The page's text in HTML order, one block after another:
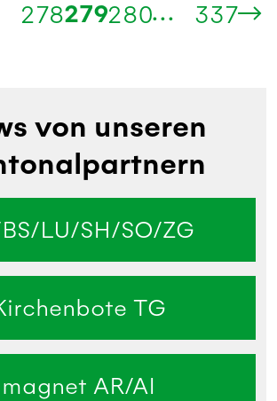
278279280... 337
von unseren
LU/SH/SO/ZG
TG
magnet AR/AI